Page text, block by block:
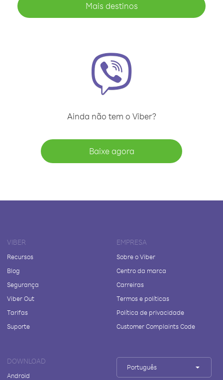
Mais destinos
Ainda não tem o Viber?
Baixe agora
VIBER
Recursos
Blog
Segurança
Viber Out
Tarifas
Suporte
EMPRESA
Sobre o Viber
Centro da marca
Carreiras
Termos e políticas
Política de privacidade
Customer Complaints Code
DOWNLOAD
Android
Português